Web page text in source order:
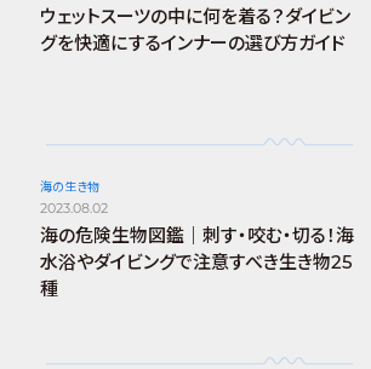
ウェットスーツの中に何を着る？ダイビン
グを快適にするインナーの選び方ガイド
海の生き物
2023.08.02
海の危険生物図鑑｜刺す・咬む・切る！海
水浴やダイビングで注意すべき生き物25
種